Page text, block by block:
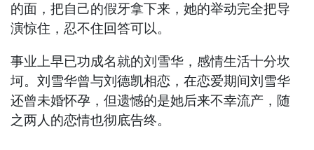
的面，把自己的假牙拿下来，她的举动完全把导
演惊住，忍不住回答可以。
事业上早已功成名就的刘雪华，感情生活十分坎
坷。刘雪华曾与刘德凯相恋，在恋爱期间刘雪华
还曾未婚怀孕，但遗憾的是她后来不幸流产，随
之两人的恋情也彻底告终。